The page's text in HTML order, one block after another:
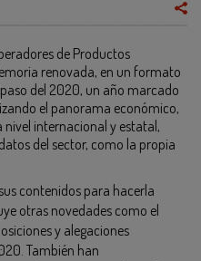
de Productos
renovada, en un formato
del 2020, un año marcado
el panorama económico,
nivel internacional y estatal,
del sector, como la propia
contenidos para hacerla
otras novedades como el
y alegaciones
También han